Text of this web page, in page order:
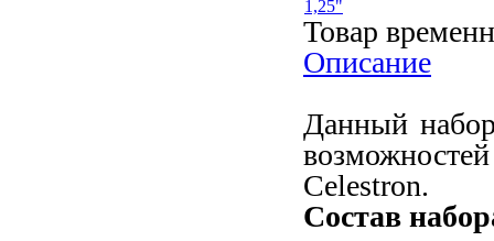
Товар
Описание
Данный
Celestron.
Состав